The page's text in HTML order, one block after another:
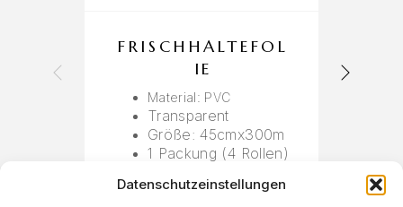
Datenschutzeinstellungen
FRISCHHALTEFOL
IE
Material: PVC
Transparent
Größe: 45cmx300m
1 Packung (4 Rollen)